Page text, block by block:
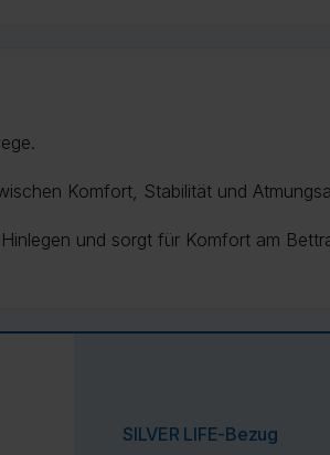
Komfort, Stabilität und
und sorgt für Komfort am
SILVER LIFE-Bezug